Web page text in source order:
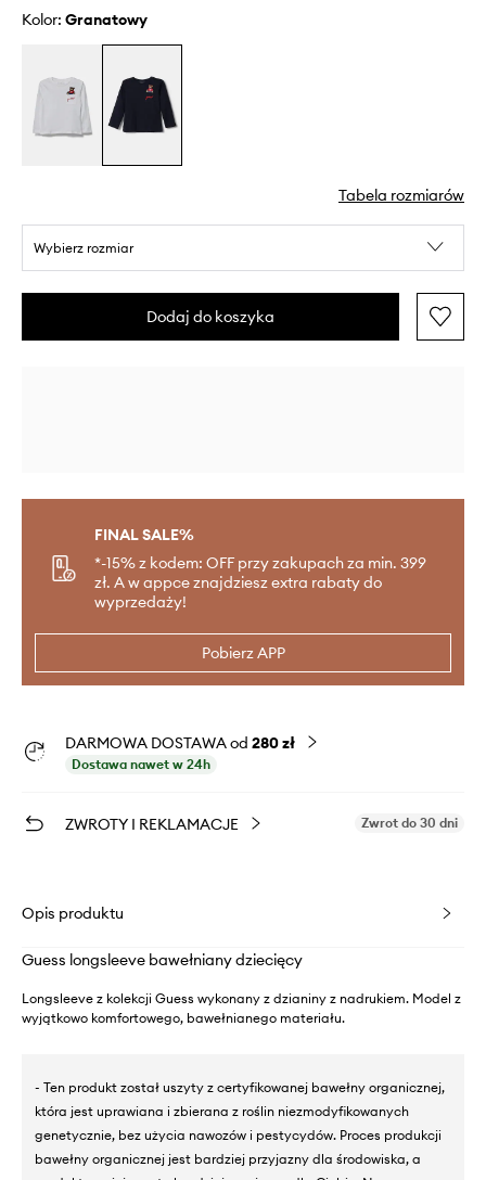
Kolor: granatowy
Tabela rozmiarów
Wybierz rozmiar
Dodaj do koszyka
FINAL SALE%
*-15% z kodem: OFF przy zakupach za min. 399
zł. A w appce znajdziesz extra rabaty do
wyprzedaży!
Pobierz APP
DARMOWA DOSTAWA od 280 zł
Dostawa nawet w 24h
ZWROTY I REKLAMACJE Zwrot do 30 dni
Opis produktu
Guess longsleeve bawełniany dziecięcy
Longsleeve z kolekcji Guess wykonany z dzianiny z nadrukiem. Model z
wyjątkowo komfortowego, bawełnianego materiału.
- Ten produkt został uszyty z certyfikowanej bawełny organicznej,
która jest uprawiana i zbierana z roślin niezmodyfikowanych
genetycznie, bez użycia nawozów i pestycydów. Proces produkcji
bawełny organicznej jest bardziej przyjazny dla środowiska, a